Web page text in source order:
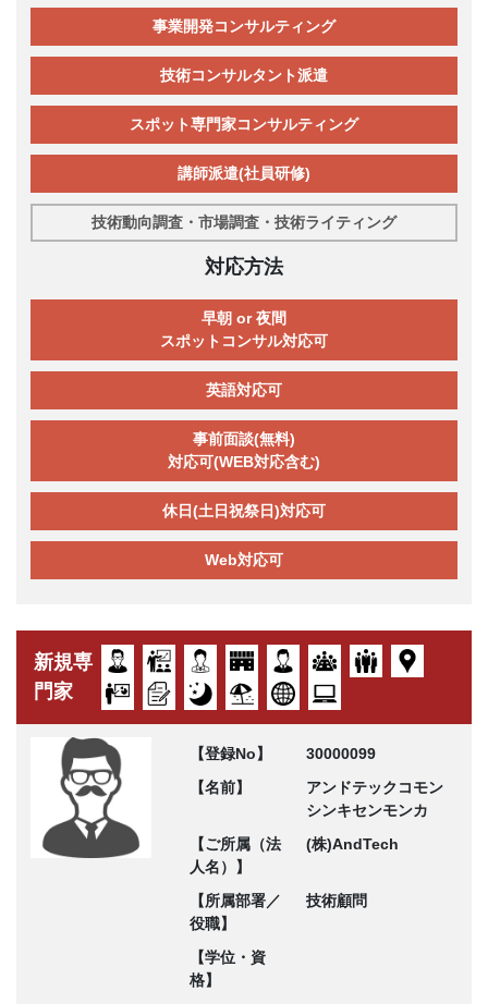
事業開発コンサルティング
技術コンサルタント派遣
スポット専門家コンサルティング
講師派遣(社員研修)
技術動向調査・市場調査・技術ライティング
対応方法
早朝 or 夜間
スポットコンサル対応可
英語対応可
事前面談(無料)
対応可(WEB対応含む)
休日(土日祝祭日)対応可
Web対応可
新規専
門家
【登録No】
30000099
【名前】
アンドテックコモン
シンキセンモンカ
【ご所属（法
人名）】
(株)AndTech
【所属部署／
役職】
技術顧問
【学位・資
格】